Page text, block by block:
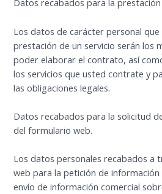
Datos recabados para la
Los datos de carácter personal
prestación de un servicio serán los
poder elaborar el contrato, así
los servicios que usted contrate y
las obligaciones legales.
Datos recabados para la solicitud
del formulario web.
Los datos personales recabados a
web para la petición de
envío de información comercial